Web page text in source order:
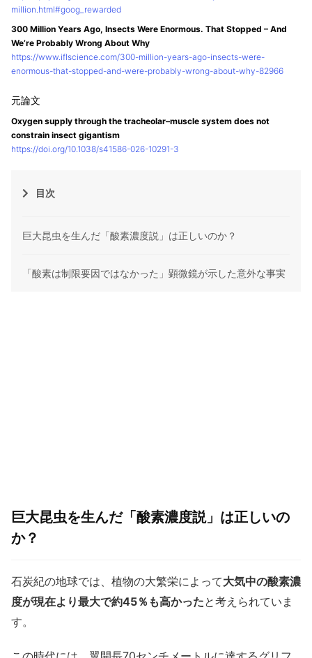
million.html#goog_rewarded
300 Million Years Ago, Insects Were Enormous. That Stopped – And
We’re Probably Wrong About Why
https://www.iflscience.com/300-million-years-ago-insects-were-
enormous-that-stopped-and-were-probably-wrong-about-why-82966
Oxygen supply through the tracheolar–muscle system does not
constrain insect gigantism
https://doi.org/10.1038/s41586-026-10291-3
目次
巨大昆虫を生んだ「酸素濃度説」は正しいのか？
「酸素は制限要因ではなかった」顕微鏡が示した意外な事実
巨大昆虫を生んだ「酸素濃度説」は正しいの
か？
石炭紀の地球では、植物の大繁栄によって大気中の酸素濃
度が現在より最大で約45％も高かったと考えられていま
す。